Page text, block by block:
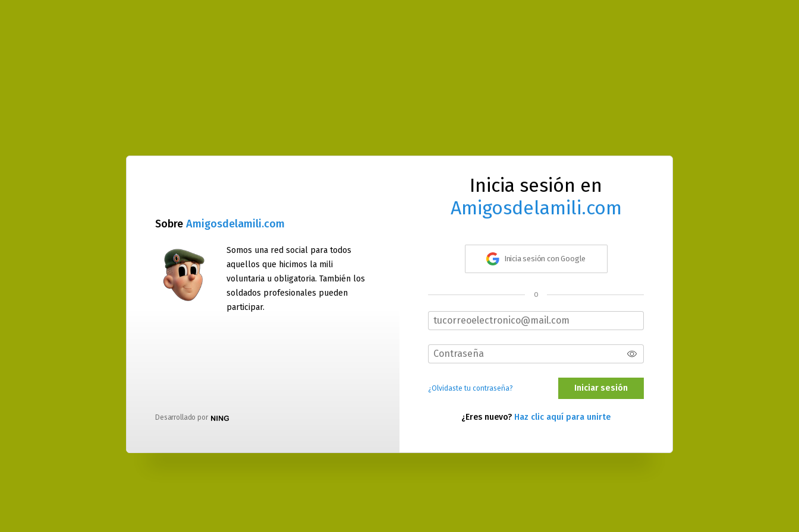
Sobre Amigosdelamili.com
Somos una red social para todos
aquellos que hicimos la mili
voluntaria u obligatoria. También los
soldados profesionales pueden
participar.
Desarrollado por
Inicia sesión en
Amigosdelamili.com
Inicia sesión con Google
o
¿Olvidaste tu contraseña? Iniciar sesión
¿Eres nuevo? Haz clic aquí para unirte